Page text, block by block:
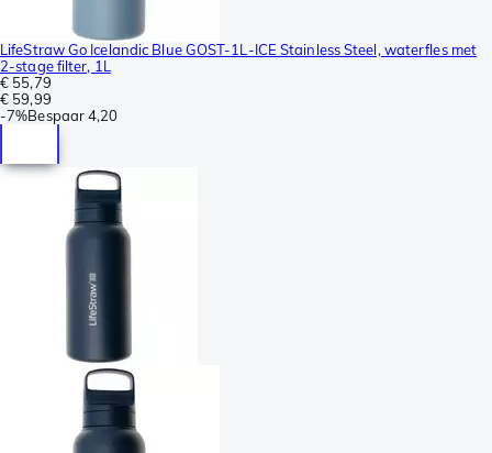
LifeStraw Go Icelandic Blue GOST-1L-ICE Stainless Steel, waterfles met
2-stage filter, 1L
€ 55,79
€ 59,99
-7%Bespaar4,20